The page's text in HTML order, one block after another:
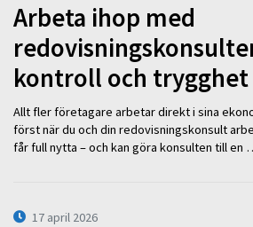
Arbeta ihop med
kontroll och
Allt fler företagare arbetar direkt i sina
först när du och din redovisningskonsult
får full nytta – och kan göra konsulten till en
17 april 2026